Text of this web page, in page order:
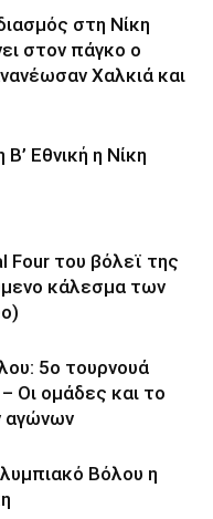
στη Νίκη
στον πάγκο ο
Χαλκιά και
Εθνική η Νίκη
Four του βόλεϊ της
κάλεσμα των
5ο τουρνουά
Οι ομάδες και το
αγώνων
Βόλου η